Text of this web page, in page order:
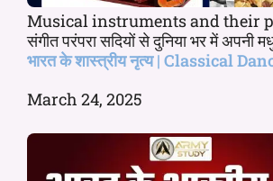
Musical instruments and their
संगीत परंपरा सदियों से दुनिया भर में अपनी
भारत के शास्त्रीय नृत्य | Classical
March 24, 2025